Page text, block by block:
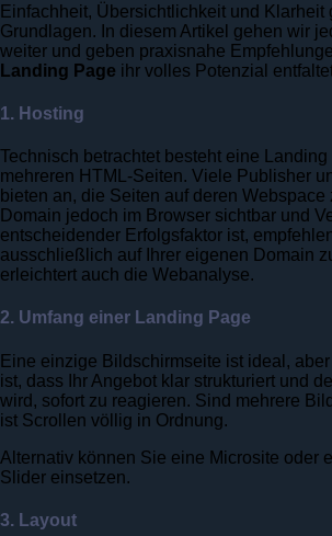
Einfachheit, Übersichtlichkeit und Klarheit
Grundlagen. In diesem Artikel gehen wir
weiter und geben praxisnahe
Landing Page ihr volles Potenzial
1. Hosting
Technisch betrachtet besteht eine
mehreren HTML-Seiten. Viele Publisher
bieten an, die Seiten auf deren
Domain jedoch im Browser sichtbar und
entscheidender Erfolgsfaktor ist,
ausschließlich auf Ihrer eigenen Domain
erleichtert auch die Webanalyse.
2. Umfang einer Landing Page
Eine einzige Bildschirmseite ist ideal,
ist, dass Ihr Angebot klar strukturiert und
wird, sofort zu reagieren. Sind mehrere
ist Scrollen völlig in Ordnung.
Alternativ können Sie eine Microsite oder
Slider einsetzen.
3. Layout